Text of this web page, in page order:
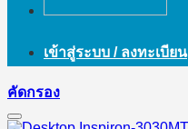
เข้าสู่ระบบ / ลงทะเบียน
คัดกรอง